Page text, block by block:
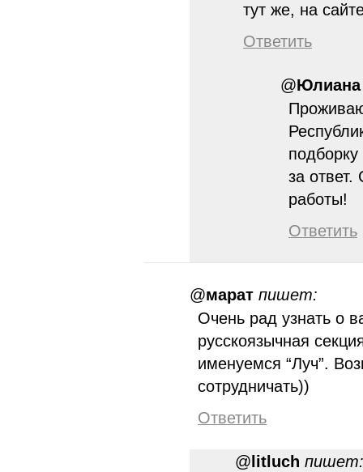
тут же, на
Ответить
@Юлиана
за
работы!
Ответить
@марат пишет:
Очень рад узнать о
русскоязычная
именуемся “Луч”.
сотрудничать))
Ответить
@ litluch пишет: